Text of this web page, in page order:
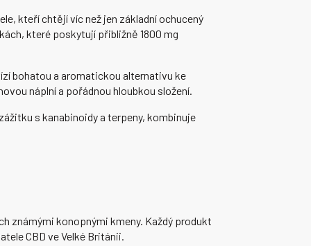
kteří chtějí víc než jen základní ochucený
které poskytují přibližně 1800 mg
bohatou a aromatickou alternativu ke
náplní a pořádnou hloubkou složení.
s kanabinoidy a terpeny, kombinuje
známými konopnými kmeny. Každý produkt
CBD ve Velké Británii.